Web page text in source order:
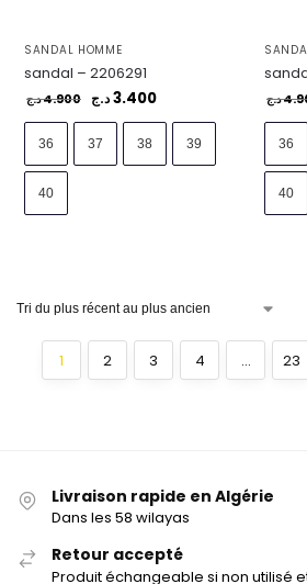
SANDAL HOMME
sandal – 2206291
4.900د.ج 3.400د.ج
36 37 38 39
40
د.ج
36
40
1 2 3 4 … 23
Livraison rapide en Algérie
Dans les 58 wilayas
Retour accepté
Produit échangeable si non utilisé